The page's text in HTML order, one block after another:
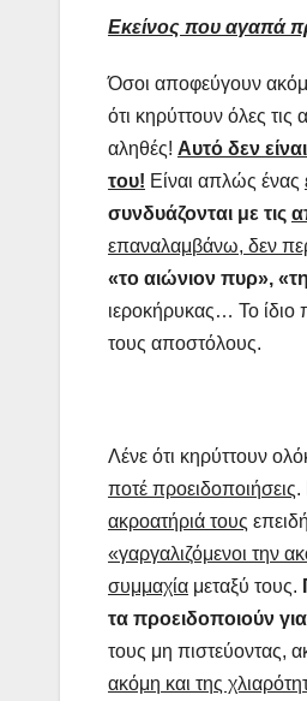
Εκείνος που αγαπά
Όσοι αποφεύγουν
ότι κηρύττουν όλες
αληθές! Αυτό δεν
του! Είναι απλώς ένας
συνδυάζονται με τις
επαναλαμβάνω, δεν
«το αιώνιον πυρ»,
ιεροκήρυκας… Το ίδιο
τους αποστόλους.
Λένε ότι κηρύττουν
ποτέ προειδοποιήσεις.
ακροατήριά τους
«γαργαλιζόμενοι την
συμμαχία μεταξύ τους.
τα προειδοποιούν
τους μη πιστεύοντας,
ακόμη και της